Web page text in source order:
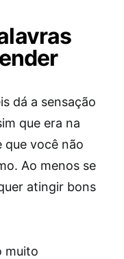
dá a sensação
que era na
que você não
Ao menos se
atingir bons
muito